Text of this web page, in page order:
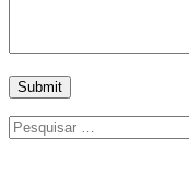
Pesquisar
por: